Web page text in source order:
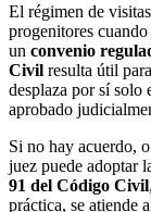
El régimen de
progenitores
un convenio
Civil resulta útil
desplaza por sí solo
aprobado
Si no hay acuerdo,
juez puede adoptar
91 del Código Civil
práctica, se atiende